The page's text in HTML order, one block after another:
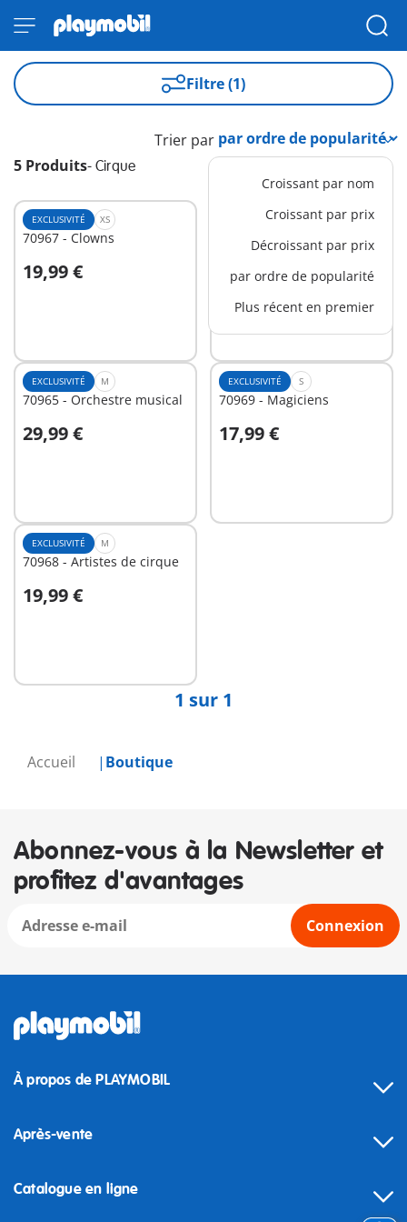
Accueil Boutique
Filtre (1)
5 Produits- Cirque
Trier par
Croissant par nom
Croissant par prix
Décroissant par prix
par ordre de popularité
Plus récent en premier
EXCLUSIVITÉ XS
70967 - Clowns
19,99 €
Au panier
EXCLUSIVITÉ M
70966 - Stand de
friandises
24,99 €
Au panier
EXCLUSIVITÉ M
70965 - Orchestre musical
29,99 €
Au panier
EXCLUSIVITÉ S
70969 - Magiciens
17,99 €
Au panier
EXCLUSIVITÉ M
70968 - Artistes de cirque
19,99 €
1 sur 1
Abonnez-vous à la Newsletter et
profitez d'avantages
Connexion
À propos de PLAYMOBIL
Après-vente
Catalogue en ligne